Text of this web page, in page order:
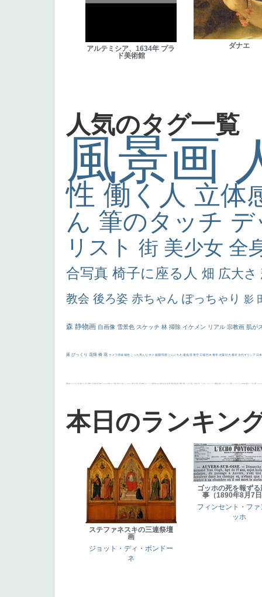
アルテミシア、1634年 プラ
ド美術館
ダナエ
人気のタグ一覧
風景画
性 働く人 立体
ん 筆のタッチ
リスト 街 美少女 全
合写真 椅子に座る人 畑 広大さ
教会 後ろ姿 赤ちゃん ぽっちゃり 影
森 静物画 自画像 雪景色 スケッチ 林 掃除 イケメン リアル 宗教画 肌が
厳 びっくり 花畑 橋 花 カメラ目線 補色 こっち見んな キス 庭園 部屋 こんにちわ 素描 塔 青空 工場 巨木 青年 太陽 壮大 着衣 古代ギリシア 日
画質 last ヴィーナス 剣 白人少女 食事中 山本芳翠 麦 alciato ハーレム 女神 ローマ教皇 奥行き 火起こし シスター 東方の三博士 114514 かっこいい 受胎告知 天から覗き込む顔 設計図 挿絵 群衆 親子 裸婦 可愛い ピサロ ＃名画で学ぶ「たるみ」 ニーソックス 躍動感 黄色 こわい コート 畦道 レンブラント・ sekkusu 暖かい バブみ 靴下 ショッ
本日のランキン
ステファネスキの三連祭壇
画
ジョット・ディ・ボンドー
ネ
ゴッホの死を報ずる
事（1890年8月7
フィンセント・ファ
ッホ